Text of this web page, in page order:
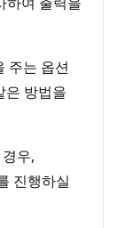
주는 옵션
은 방법을
우,
진행하실